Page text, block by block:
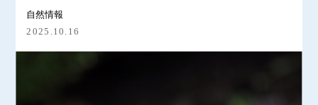
自然情報
2025.10.16